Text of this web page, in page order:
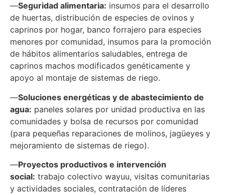
—Seguridad alimentaria: insumos para el desarrollo
de huertas, distribución de especies de ovinos y
caprinos por hogar, banco forrajero para especies
menores por comunidad, insumos para la promoción
de hábitos alimentarios saludables, entrega de
caprinos machos modificados genéticamente y
apoyo al montaje de sistemas de riego.
—Soluciones energéticas y de abastecimiento de
agua: paneles solares por unidad productiva en las
comunidades y bolsa de recursos por comunidad
(para pequeñas reparaciones de molinos, jagüeyes y
mejoramiento de sistemas de riego).
—Proyectos productivos e intervención
social: trabajo colectivo wayuu, visitas comunitarias
y actividades sociales, contratación de líderes